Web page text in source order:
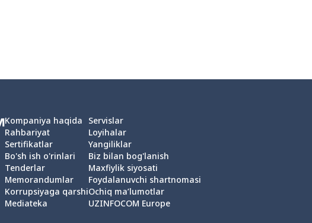
Kompaniya haqida
Rahbariyat
Sertifikatlar
Bo'sh ish o'rinlari
Tenderlar
Memorandumlar
Korrupsiyaga qarshi
Mediateka
Servislar
Loyihalar
Yangiliklar
Biz bilan bog'lanish
Maxfiylik siyosati
Foydalanuvchi shartnomasi
Ochiq ma’lumotlar
UZINFOCOM Europe